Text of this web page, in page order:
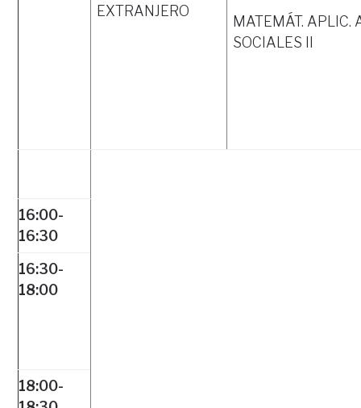
EXTRANJERO
MATEMÁT. APLIC.
SOCIALES II
16:00-
16:30
16:30-
18:00
18:00-